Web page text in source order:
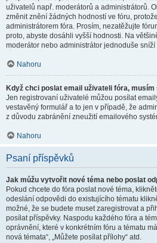
uživatelů např. moderátorů a administrátorů.
změnit znění žádných hodností ve fóru,
administrátorem fóra. Prosím, nezatěžujte
proto, abyste dosáhli vyšší hodnosti. Na
moderátor nebo administrátor jednoduše
Nahoru
Když chci poslat email uživateli fóra,
Jen registrovaní uživatelé můžou posílat
vestavěný formulář a to jen v případě, že
z důvodu zabránění zneužití emailového
Nahoru
Psaní příspěvků
Jak můžu vytvořit nové téma nebo poslat
Pokud chcete do fóra poslat nové téma,
odeslání odpovědi do existujícího tématu
možné, že se budete muset zaregistrovat a
posílat příspěvky. Naspodu každého fóra a
oprávnění, které v konkrétním fóru a tématu
nová témata“, „Můžete posílat přílohy“ atd.